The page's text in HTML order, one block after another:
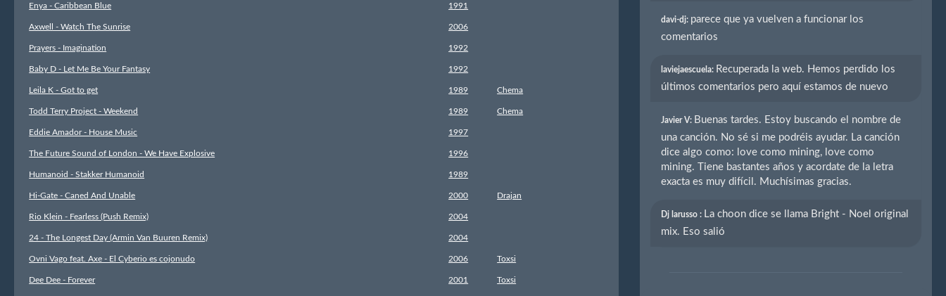
Enya - Caribbean Blue 1991
Axwell - Watch The Sunrise 2006
Prayers - Imagination 1992
Baby D - Let Me Be Your Fantasy 1992
Leila K - Got to get 1989 Chema
Todd Terry Project - Weekend 1989 Chema
Eddie Amador - House Music 1997
The Future Sound of London - We Have Explosive 1996
Humanoid - Stakker Humanoid 1989
Hi-Gate - Caned And Unable 2000 Drajan
Rio Klein - Fearless (Push Remix) 2004
24 - The Longest Day (Armin Van Buuren Remix) 2004
Ovni Vago feat. Axe - El Cyberio es cojonudo 2006 Toxsi
Dee Dee - Forever 2001 Toxsi
davi-dj: parece que ya vuelven a funcionar los
comentarios
laviejaescuela: Recuperada la web. Hemos perdido los
últimos comentarios pero aquí estamos de nuevo
Javier V: Buenas tardes. Estoy buscando el nombre de
una canción. No sé si me podréis ayudar. La canción
dice algo como: love como mining, love como
mining. Tiene bastantes años y acordate de la letra
exacta es muy difícil. Muchísimas gracias.
Dj larusso : La choon dice se llama Bright - Noel original
mix. Eso salió